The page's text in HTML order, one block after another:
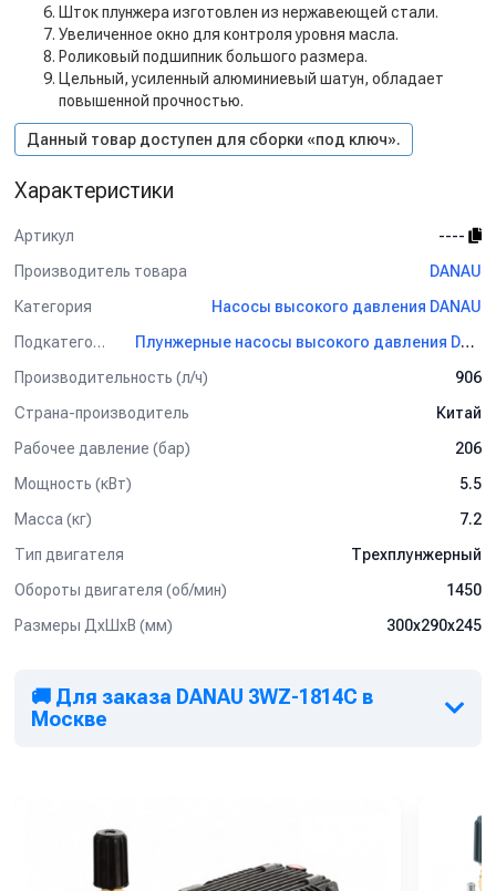
Шток плунжера изготовлен из нержавеющей стали.
Увеличенное окно для контроля уровня масла.
Роликовый подшипник большого размера.
Цельный, усиленный алюминиевый шатун, обладает
повышенной прочностью.
Данный товар доступен для сборки «под ключ».
Характеристики
Артикул
----
Производитель товара
DANAU
Категория
Насосы высокого давления DANAU
Подкатегория
Плунжерные насосы высокого давления DANAU
Производительность (л/ч)
906
Страна-производитель
Китай
Рабочее давление (бар)
206
Мощность (кВт)
5.5
Масса (кг)
7.2
Тип двигателя
Трехплунжерный
Обороты двигателя (об/мин)
1450
Размеры ДхШхВ (мм)
300х290х245
🚚 Для заказа DANAU 3WZ-1814C в
Москве